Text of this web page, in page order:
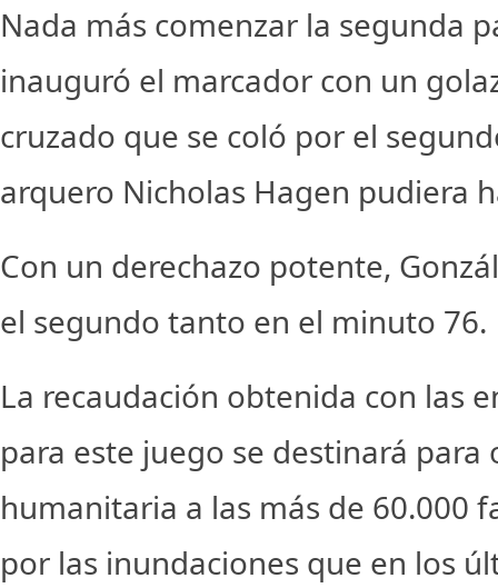
Nada más comenzar la segunda
inauguró el marcador con un
cruzado que se coló por el
arquero Nicholas Hagen pudiera
Con un derechazo potente,
el segundo tanto en el minuto 76.
La recaudación obtenida con las
para este juego se destinará para
humanitaria a las más de 60.000
por las inundaciones que en los